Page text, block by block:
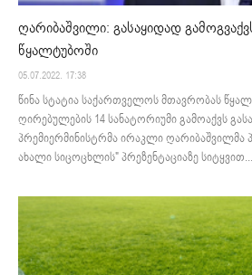
ღარიბაშვილი: გასაყიდად
წყალტუბოში
05.07.2022. 17:38
წინა სტატია საქართველოს მთავრობას
ღირებულების 14 სანატორიუმი გამოაქვს
პრემიერმინისტრმა ირაკლი ღარიბაშვილმა
ახალი სიცოცხლის" პრეზენტაციაზე სიტყვით...